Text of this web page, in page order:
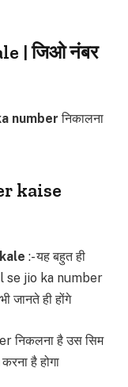
| जिओ नंबर
number निकालना
kaise
:- यह बहुत ही
se jio ka number
जानते ही होंगे
निकलना है उस सिम
है होगा